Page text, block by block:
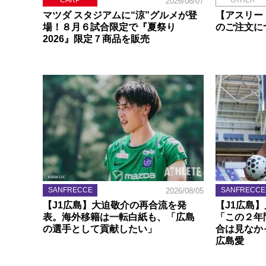
マツダ スタジアムに“涼”グルメが登
場！８月６試合限定で『夏祭り
2026』限定７商品を販売
【アスリ
のご注文に
SANFRECCE 2026/08/05
【J1広島】大迫敬介の再合流を発
表。海外移籍は一転白紙も、「広島
の選手として貢献したい」
SANFRECCE
【J1広島
「この２
合は見なか
広島愛